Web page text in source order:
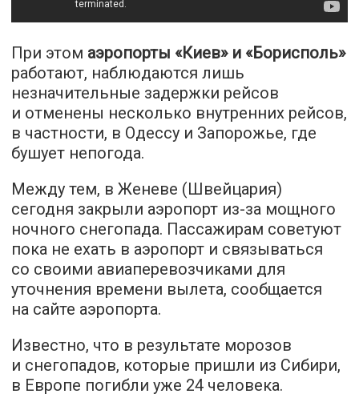
При этом аэропорты «Киев» и «Борисполь»
работают, наблюдаются лишь
незначительные задержки рейсов
и отменены несколько внутренних рейсов,
в частности, в Одессу и Запорожье, где
бушует непогода.
Между тем, в Женеве (Швейцария)
сегодня закрыли аэропорт из-за мощного
ночного снегопада. Пассажирам советуют
пока не ехать в аэропорт и связываться
со своими авиаперевозчиками для
уточнения времени вылета, сообщается
на сайте аэропорта.
Известно, что в результате морозов
и снегопадов, которые пришли из Сибири,
в Европе погибли уже 24 человека.